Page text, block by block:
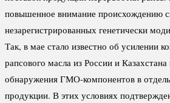
повышенное внимание происхождению
незарегистрированных генетически
Так, в мае стало известно об усилении
рапсового масла из России и
обнаружения ГМО-компонентов в
продукции. В этих условиях